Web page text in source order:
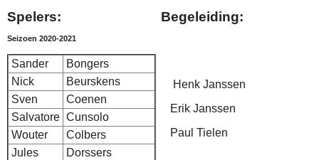
Spelers: Begeleiding:
Seizoen 2020-2021
Sander
Bongers
Nick
Beurskens
Sven
Coenen
Salvatore Cunsolo
Wouter
Colbers
Jules
Dorssers
Henk Janssen
Erik Janssen
Paul Tielen